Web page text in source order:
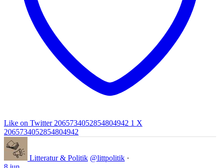
Like on Twitter 2065734052854804942 1 X
2065734052854804942
Litteratur & Politik @littpolitik ·